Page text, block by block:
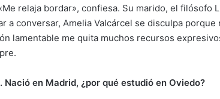
relaja bordar», confiesa. Su marido, el filósofo
a conversar, Amelia Valcárcel se disculpa
lamentable me quita muchos recursos
Nació en Madrid, ¿por qué estudió en Oviedo?